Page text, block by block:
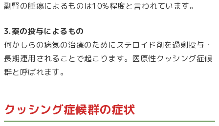
副腎の腫瘍によるものは10%程度と言われています。
3.薬の投与によるもの
何かしらの病気の治療のためにステロイド剤を過剰投与・
長期連用されることで起こります。医原性クッシング症候
群と呼ばれます。
クッシング症候群の症状